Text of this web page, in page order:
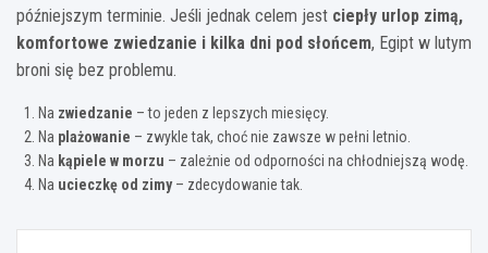
późniejszym terminie. Jeśli jednak celem jest ciepły urlop zimą,
komfortowe zwiedzanie i kilka dni pod słońcem, Egipt w lutym
broni się bez problemu.
Na zwiedzanie – to jeden z lepszych miesięcy.
Na plażowanie – zwykle tak, choć nie zawsze w pełni letnio.
Na kąpiele w morzu – zależnie od odporności na chłodniejszą wodę.
Na ucieczkę od zimy– zdecydowanie tak.